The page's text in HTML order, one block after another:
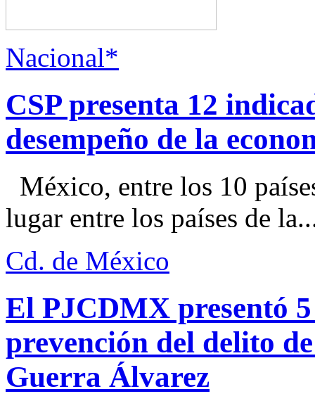
Nacional*
CSP presenta 12
desempeño de la
México, entre los 10
lugar entre los países de
Cd. de México
El PJCDMX presentó
prevención del delito
Guerra Álvarez